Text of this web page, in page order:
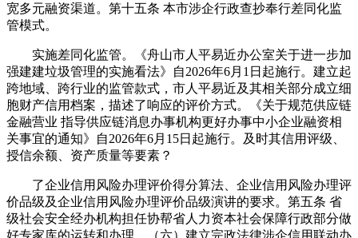
宽多元融资渠道。第十五条 本市涉企行政查抄奉行差同化监
管模式。
实施差同化监管。《舟山市人平易近办公室关于进一步加
强建建垃圾管理的实施看法》自2026年6月1日起施行。建立起
跨地域、跨行业的监管款式，市人平易近及其相关部分成立细
胞财产信用档案，描述了响应的评价方式。《关于规范供应链
金融营业 指导供应链消息办事机构更好办事中小企业融资相
关事宜的通知》自2026年6月15日起施行。及时其信用评级、
授信余额、资产质量等要素？
了企业信用风险办理评价得分算法、企业信用风险办理评
价品级及企业信用风险办理评价品级演讲的要求。第五条 省
级社会安全经办机构担任协帮省人力资本社会保障行政部分做
好专家库的运转和办理，（六）建立完政法律涉企信用联动办